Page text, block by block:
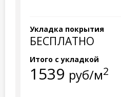
Укладка покрытия
БЕСПЛАТНО
Итого с укладкой
1539 руб/м2